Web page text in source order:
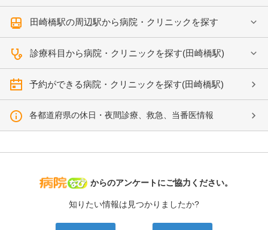
田崎橋駅の周辺駅から病院・クリニックを探す
診療科目から病院・クリニックを探す(田崎橋駅)
予約ができる病院・クリニックを探す(田崎橋駅)
各都道府県の休日・夜間診療、救急、当番医情報
病院なび
からのアンケートにご協力ください。
知りたい情報は見つかりましたか?